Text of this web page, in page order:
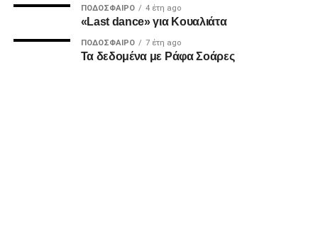
ADVERTISEMENT
ΠΟΔΌΣΦΑΙΡΟ 4 έτη ago
«Last dance» για Κουαλιάτα
ΠΟΔΌΣΦΑΙΡΟ 7 έτη ago
Τα δεδομένα με Ράφα Σοάρες